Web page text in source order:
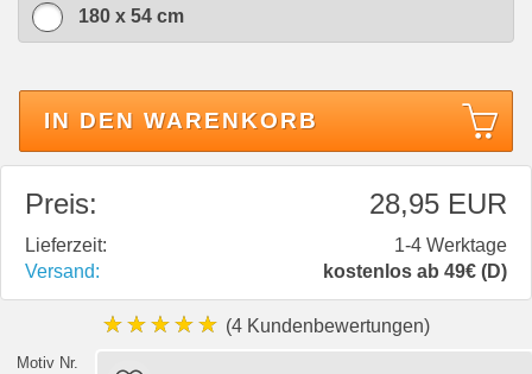
180 x 54 cm
IN DEN WARENKORB
Preis: 28,95 EUR
Lieferzeit:
1-4 Werktage
Versand:
kostenlos ab 49€ (D)
★★★★★ (4 Kundenbewertungen)
Motiv Nr.